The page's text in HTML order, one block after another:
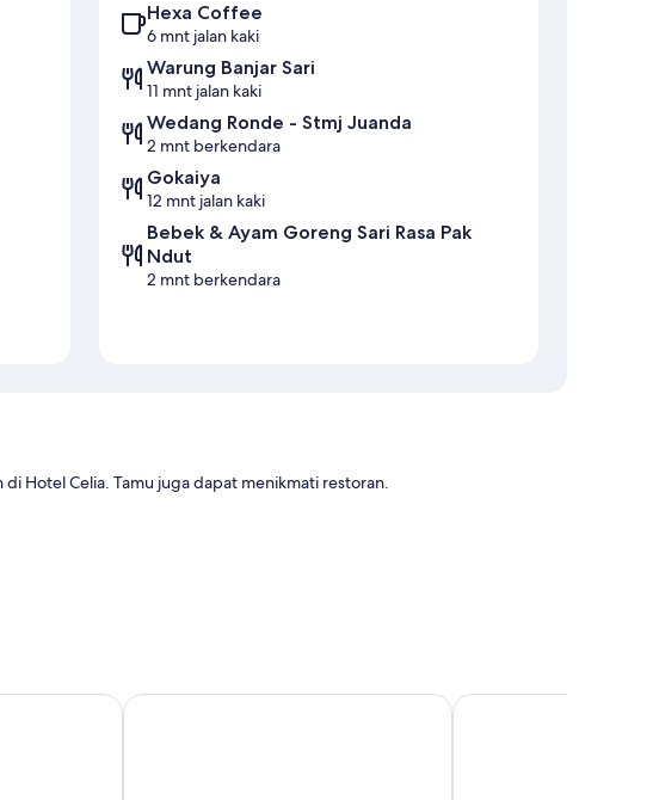
Hexa Coffee
6 mnt jalan kaki
Warung Banjar Sari
11 mnt jalan kaki
Wedang Ronde - Stmj Juanda
2 mnt berkendara
Gokaiya
12 mnt jalan kaki
Bebek & Ayam Goreng Sari Rasa Pak
Ndut
2 mnt berkendara
Hotel Celia. Tamu juga dapat menikmati restoran.
Pondok Indah Homestay by ecommercelokaHotel O Rama